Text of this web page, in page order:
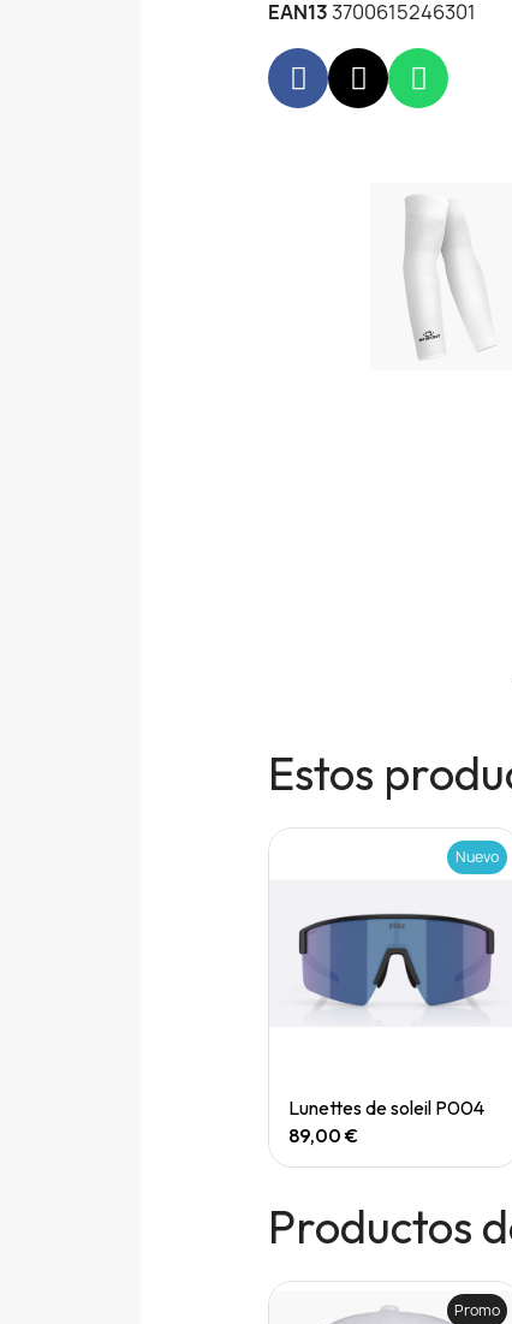
EAN133700615246301
Estos
Quick View
Nuevo
Lunettes de soleil P004
89,00 €
Productos
Promo